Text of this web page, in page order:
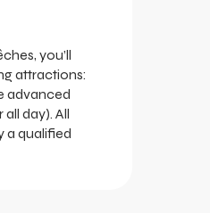
you’ll
attractions:
advanced
all day). All
a qualified